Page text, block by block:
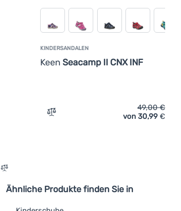
KINDERSANDALEN
Keen Seacamp II CNX INF
Vergleichen
49,00€
von 30,99 €
Ähnliche Produkte finden Sie in